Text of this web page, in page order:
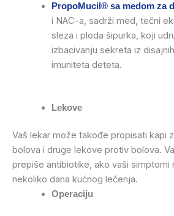
PropoMucil® sa medom za
i NAC-a, sadrži med, tečni
sleza i ploda šipurka, koji
izbacivanju sekreta iz
imuniteta deteta.
Lekove
Vaš lekar može takođe propisati kapi
bolova i druge lekove protiv bolova.
prepiše antibiotike, ako vaši simptomi
nekoliko dana kućnog lečenja.
Operaciju